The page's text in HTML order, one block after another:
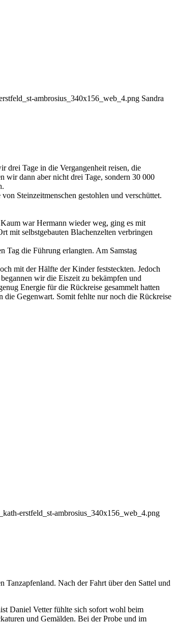
ambrosius_340x156_web_4.png Sandra
drei Tage in die Vergangenheit reisen, die
wir dann aber nicht drei Tage, sondern 30 000
Steinzeitmenschen gestohlen und verschüttet.
war Hermann wieder weg, ging es mit
mit selbstgebauten Blachenzelten verbringen
Tag die Führung erlangten. Am Samstag
mit der Hälfte der Kinder feststeckten. Jedoch
wir die Eiszeit zu bekämpfen und
Energie für die Rückreise gesammelt hatten
die Gegenwart. Somit fehlte nur noch die Rückreise
erstfeld_st-ambrosius_340x156_web_4.png
Tanzapfenland. Nach der Fahrt über den Sattel und
Daniel Vetter fühlte sich sofort wohl beim
und Gemälden. Bei der Probe und im